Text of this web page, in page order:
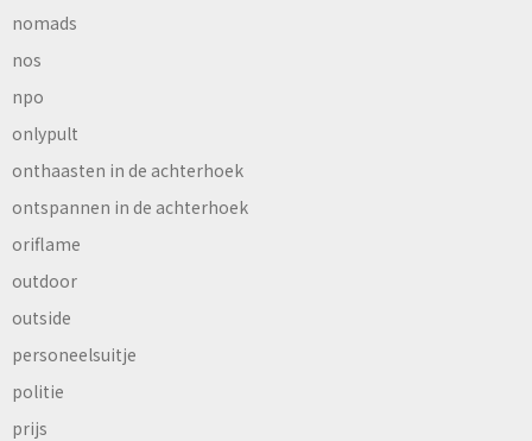
nomads
nos
npo
onlypult
onthaasten in de achterhoek
ontspannen in de achterhoek
oriflame
outdoor
outside
personeelsuitje
politie
prijs